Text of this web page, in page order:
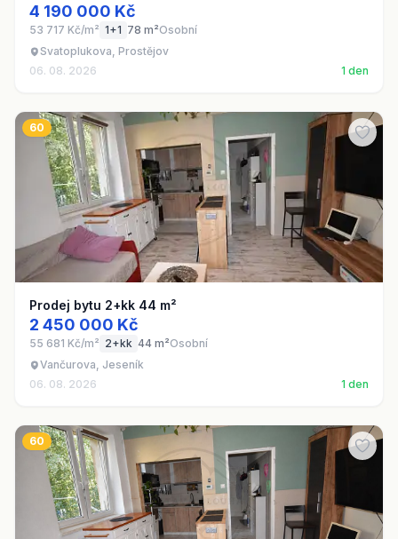
4 190 000 Kč
53 717 Kč/m² 1+1 78 m²Osobní
Svatoplukova, Prostějov
06. 08. 2026
1 den
60
Prodej bytu 2+kk 44 m²
2 450 000 Kč
55 681 Kč/m² 2+kk 44 m²Osobní
Vančurova, Jeseník
06. 08. 2026
1 den
60